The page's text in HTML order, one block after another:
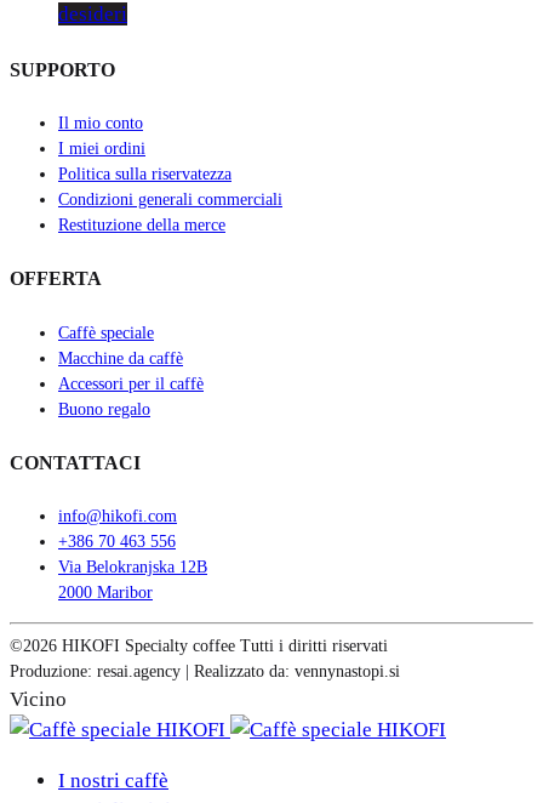
desideri
SUPPORTO
Il mio conto
I miei ordini
Politica sulla riservatezza
Condizioni generali commerciali
Restituzione della merce
OFFERTA
Caffè speciale
Macchine da caffè
Accessori per il caffè
Buono regalo
CONTATTACI
info@hikofi.com
+386 70 463 556
Via Belokranjska 12B
2000 Maribor
©2026 HIKOFI Specialty coffee Tutti i diritti riservati
Produzione: resai.agency | Realizzato da: vennynastopi.si
Vicino
I nostri caffè